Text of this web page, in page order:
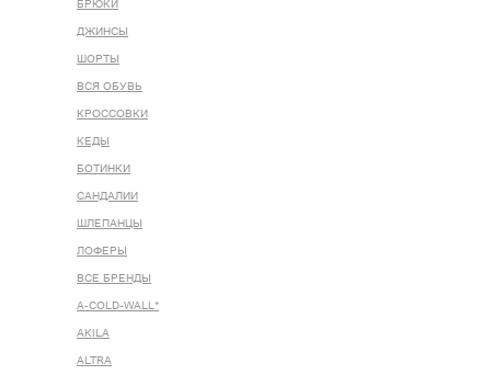
БРЮКИ
ДЖИНСЫ
ШОРТЫ
ВСЯ ОБУВЬ
КРОССОВКИ
КЕДЫ
БОТИНКИ
САНДАЛИИ
ШЛЕПАНЦЫ
ЛОФЕРЫ
ВСЕ БРЕНДЫ
A-COLD-WALL*
AKILA
ALTRA